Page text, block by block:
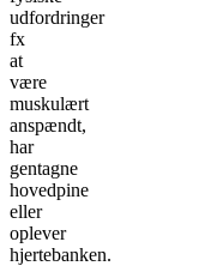
udfordringer
fx
at
være
muskulært
anspændt,
har
gentagne
hovedpine
eller
oplever
hjertebanken.